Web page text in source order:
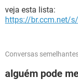
veja esta lista:
https://br.ccm.net/
Conversas
alguém pode